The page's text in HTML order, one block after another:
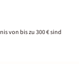
von bis zu 300 € sind